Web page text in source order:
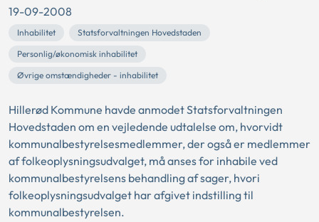
19-09-2008
Inhabilitet
Statsforvaltningen Hovedstaden
Personlig/økonomisk inhabilitet
Øvrige omstændigheder - inhabilitet
Hillerød Kommune havde anmodet Statsforvaltningen
Hovedstaden om en vejledende udtalelse om, hvorvidt
kommunalbestyrelsesmedlemmer, der også er medlemmer
af folkeoplysningsudvalget, må anses for inhabile ved
kommunalbestyrelsens behandling af sager, hvori
folkeoplysningsudvalget har afgivet indstilling til
kommunalbestyrelsen.